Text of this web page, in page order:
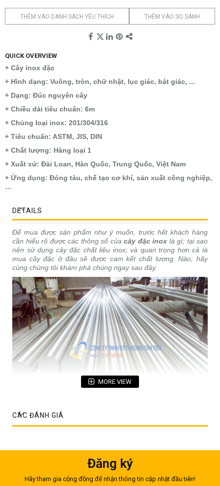
THÊM VÀO DANH SÁCH YÊU THÍCH THÊM VÀO SO SÁNH
QUICK OVERVIEW
+ Cây inox đặc
+ Hình dạng: Vuông, tròn, chữ nhật, lục giác, bát giác, ...
+ Dạng: Đúc nguyên cây
+ Chiều dài tiêu chuẩn: 6m
+ Chủng loại inox: 201/304/316
+ Tiêu chuẩn: ASTM, JIS, DIN
+ Chất lượng: Hàng loại 1
+ Xuất xứ: Đài Loan, Hàn Quốc, Trung Quốc, Việt Nam
+ Ứng dụng: Đóng tàu, chế tạo cơ khí, sản xuất công nghiệp,
…
DETAILS
Để mua được sản phẩm như ý muốn, trước hết khách hàng
cần hiểu rõ được các thông số của cây đặc inox là gì; tại sao
nên sử dụng cây đặc chất liệu inox; và quan trọng hơn cả là
mua cây đặc ở đâu sẽ được cam kết chất lượng. Nào, hãy
cùng chúng tôi khám phá chúng ngay sau đây.
Cây đặc inox không chỉ có một tên gọi duy nhất mà người ta
còn đặc cho nó một cách gọi khác là láp inox. Vì vậy, khi đề
cập tới thông số kĩ thuật của láp inox thì quý khách cũng đừng
nên băn khoăn bởi chúng thực chất chúng chỉ là một loại mà
MORE VIEW
CÁC ĐÁNH GIÁ
Đăng ký
Hãy tham gia cộng đồng để nhận thông tin cập nhật đầu tiên!